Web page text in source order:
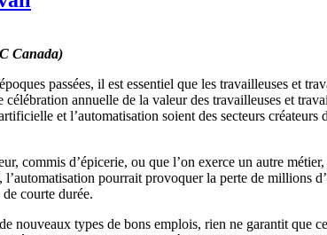
Canada)
passées, il est essentiel que les travailleuses et
annuelle de la valeur des travailleuses et
et l’automatisation soient des secteurs créateurs
commis d’épicerie, ou que l’on exerce un autre
pourrait provoquer la perte de millions
courte durée.
nouveaux types de bons emplois, rien ne garantit que